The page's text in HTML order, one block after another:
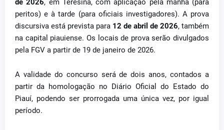
de 2026, em Teresina, com aplicação pela manhã (para
peritos) e à tarde (para oficiais investigadores). A prova
discursiva está prevista para 12 de abril de 2026, também
na capital piauiense. Os locais de prova serão divulgados
pela FGV a partir de 19 de janeiro de 2026.
A validade do concurso será de dois anos, contados a
partir da homologação no Diário Oficial do Estado do
Piauí, podendo ser prorrogada uma única vez, por igual
período.